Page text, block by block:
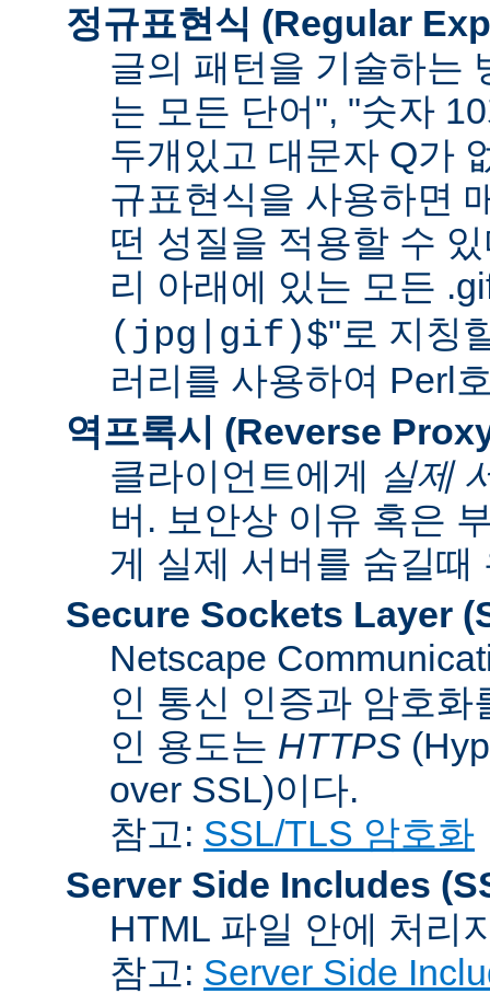
정규표현식 (Regular
글의 패턴을 기술하는
는 모든 단어", "숫자
두개있고 대문자 Q가
규표현식을 사용하면
떤 성질을 적용할 수
리 아래에 있는 모든
(jpg|gif)$"로 지칭
러리를 사용하여 Perl
역프록시 (Reverse
클라이언트에게 실제
버. 보안상 이유 혹은
게 실제 서버를 숨길때
Secure Sockets Layer
Netscape
인 통신 인증과 암호
인 용도는 HTTPS
over SSL)이다.
참고: SSL/TLS 암호화
Server Side Includes
HTML 파일 안에 처리
참고: Server Side